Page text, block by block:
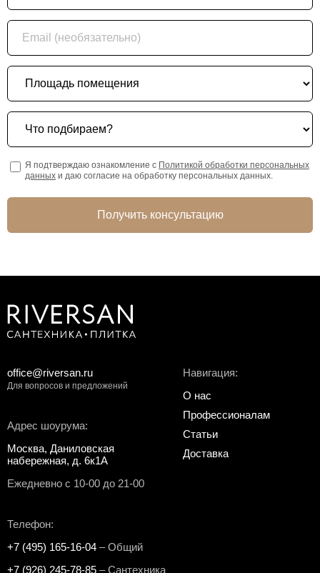
Email (необязательно)
Площадь помещения
Что подбираем?
Я подтверждаю ознакомление с Политикой обработки персональных
данных и даю согласие на обработку персональных данных.
Получить консультацию
Адрес шоурума:
Москва, Даниловская
набережная, д. 6к1А
Ежедневно с 10-00 до 21-00
Телефон:
+7 (495) 165-16-04 – Общий
+7 (926) 245-78-85 – Сантехника
Навигация:
О нас
Профессионалам
Статьи
Доставка
office@riversan.ru
Для вопросов и предложений